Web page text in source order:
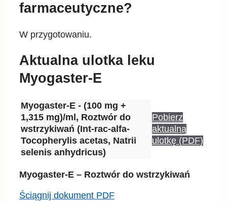
farmaceutyczne?
W przygotowaniu.
Aktualna ulotka leku
Myogaster-E
Myogaster-E - (100 mg +
1,315 mg)/ml, Roztwór do
wstrzykiwań (Int-rac-alfa-
Tocopherylis acetas, Natrii
selenis anhydricus)
Pobierz
aktualną
ulotkę (PDF)
Myogaster-E – Roztwór do wstrzykiwań
Ściągnij dokument PDF